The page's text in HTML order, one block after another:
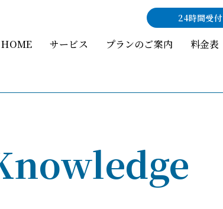
24時間受付
HOME サービス プランのご案内 料金表